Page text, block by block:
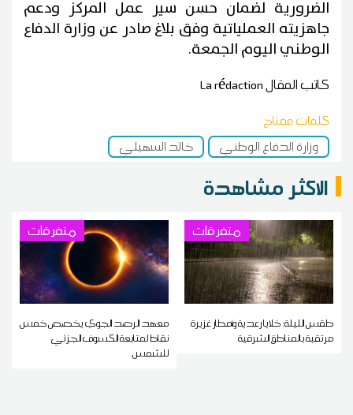
الضرورية لضمان حسن سير عمل المركز ودعم
جاهزيته العملياتية وفق بلاغ صادر عن وزارة الدفاع
الوطني اليوم الجمعة.
كاتب المقالLa rédaction
كلمات مفتاح
وزارة الدفاع الوطني
خالد السهيلي
الاكثر مشاهدة
متفرقات
طقس الليلة: خلايا رعدية وأمطار غزيرة
مرتقبة بالمناطق الشرقية
متفرقات
معهد الرصد الجوي يخصص خمس
نقاط لمتابعة الكسوف الجزئي
للشمس